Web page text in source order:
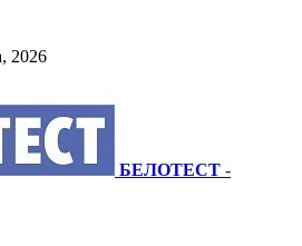
2026
БЕЛОТЕСТ -